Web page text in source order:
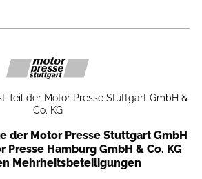
Teil der Motor Presse Stuttgart GmbH &
Co. KG
der Motor Presse Stuttgart GmbH
Presse Hamburg GmbH & Co. KG
Mehrheitsbeteiligungen